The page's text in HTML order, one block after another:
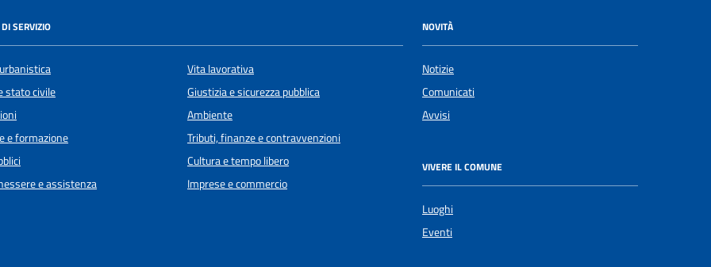
SERVIZIO
stato civile
e formazione
e assistenza
Vita lavorativa
Giustizia e sicurezza pubblica
Ambiente
Tributi, finanze e contravvenzioni
Cultura e tempo libero
Imprese e commercio
NOVITÀ
Notizie
Comunicati
Avvisi
VIVERE IL COMUNE
Luoghi
Eventi